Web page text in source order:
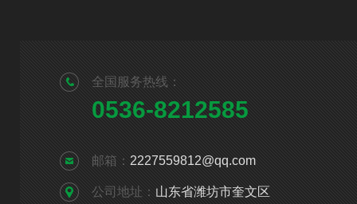
全国服务热线：
0536-8212585
邮箱： 2227559812@qq.com
公司地址： 山东省潍坊市奎文区